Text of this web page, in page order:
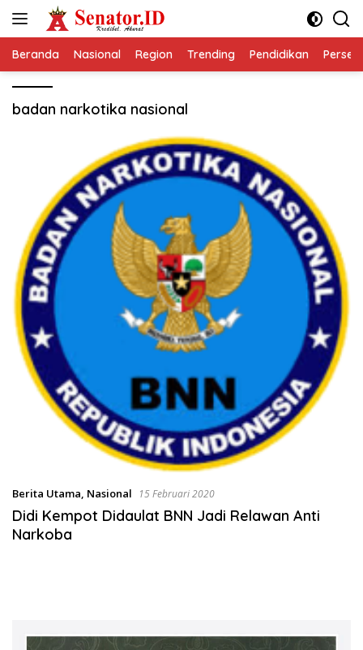
Beranda Nasional Region Trending Pendidikan
badan narkotika nasional
Berita Utama, Nasional 15 Februari 2020
Didi Kempot Didaulat BNN Jadi Relawan Anti
Narkoba